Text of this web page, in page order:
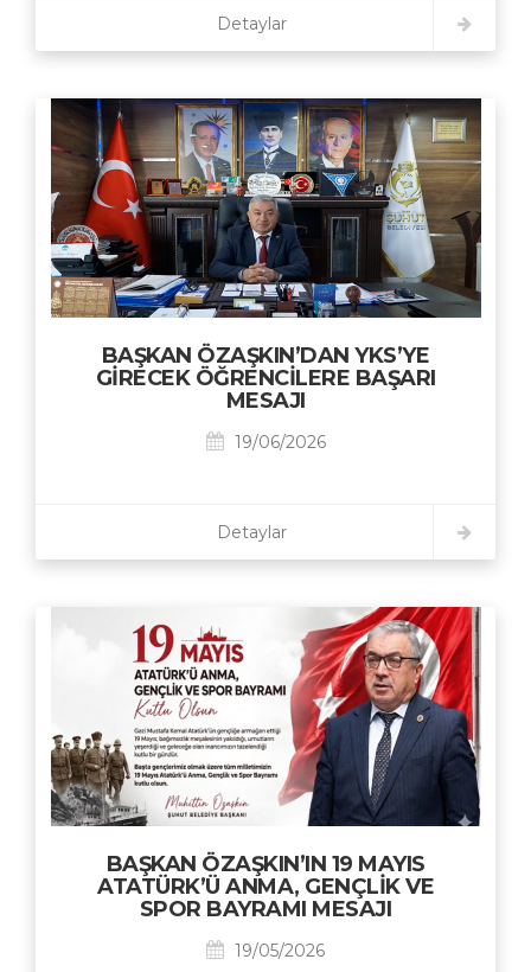
Detaylar
BAŞKAN ÖZAŞKIN’DAN YKS’YE
GİRECEK ÖĞRENCİLERE BAŞARI
MESAJI
19/06/2026
Detaylar
BAŞKAN ÖZAŞKIN’IN 19 MAYIS
ATATÜRK’Ü ANMA, GENÇLİK VE
SPOR BAYRAMI MESAJI
19/05/2026